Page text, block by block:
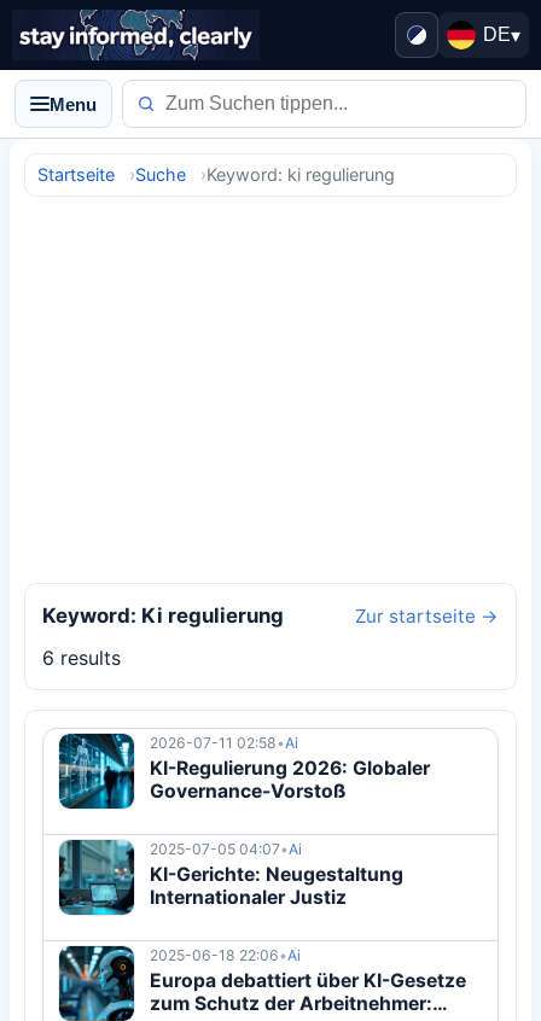
DE▾
Menu
Startseite Suche Keyword: ki regulierung
Keyword: Ki regulierung Zur startseite →
6 results
2026-07-11 02:58•Ai
KI-Regulierung 2026: Globaler
Governance-Vorstoß
2025-07-05 04:07•Ai
KI-Gerichte: Neugestaltung
Internationaler Justiz
2025-06-18 22:06•Ai
Europa debattiert über KI-Gesetze
zum Schutz der Arbeitnehmer: